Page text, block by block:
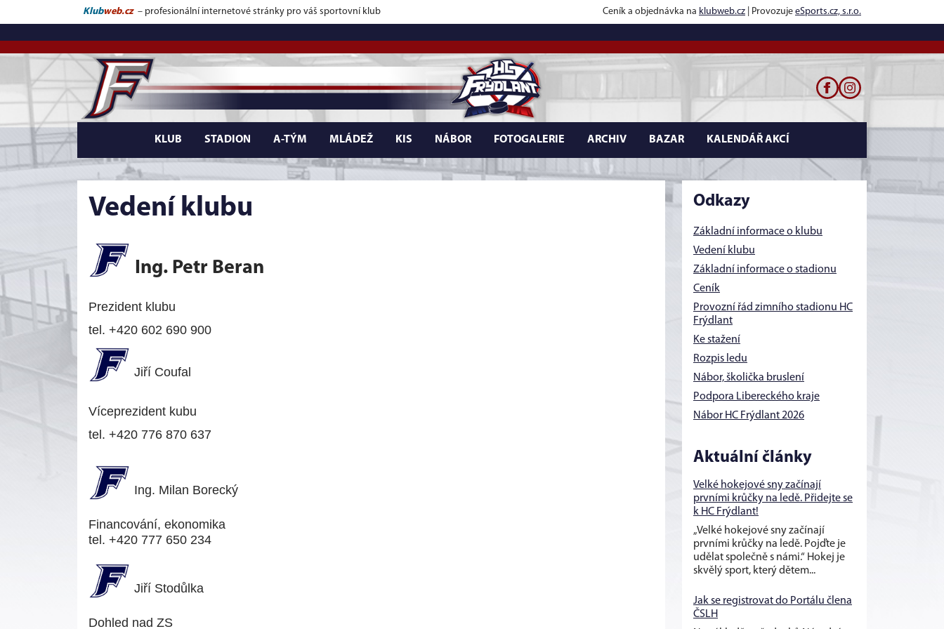
Klubweb.cz – profesionální internetové stránky pro váš sportovní klub Ceník a objednávka na klubweb.cz | Provozuje eSports.cz, s.r.o.
KLUB STADION A-TÝM MLÁDEŽ KIS NÁBOR FOTOGALERIE ARCHIV BAZAR KALENDÁŘ AKCÍ
Vedení klubu
Ing. Petr Beran
Prezident klubu
tel. +420 602 690 900
Jiří Coufal
Víceprezident kubu
tel. +420 776 870 637
Ing. Milan Borecký
Financování, ekonomika
tel. +420 777 650 234
Jiří Stodůlka
Dohled nad ZS
Odkazy
Základní informace o klubu
Vedení klubu
Základní informace o stadionu
Ceník
Provozní řád zimního stadionu HC
Frýdlant
Ke stažení
Rozpis ledu
Nábor, školička bruslení
Podpora Libereckého kraje
Nábor HC Frýdlant 2026
Aktuální články
Velké hokejové sny začínají
prvními krůčky na ledě. Přidejte se
k HC Frýdlant!
„Velké hokejové sny začínají
prvními krůčky na ledě. Pojďte je
udělat společně s námi.“ Hokej je
skvělý sport, který dětem...
Jak se registrovat do Portálu člena
ČSLH